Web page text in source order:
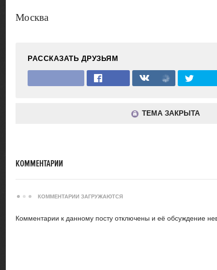
Москва
РАССКАЗАТЬ ДРУЗЬЯМ
ТЕМА ЗАКРЫТА
КОММЕНТАРИИ
КОММЕНТАРИИ ЗАГРУЖАЮТСЯ
Комментарии к данному посту отключены и её обсуждение